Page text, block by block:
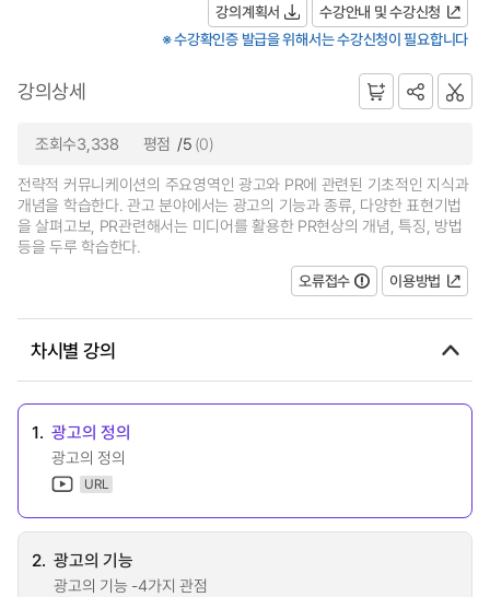
강의계획서
수강안내 및 수강신청
※ 수강확인증 발급을 위해서는 수강신청이 필요합니다
강의상세
조회수3,338 평점 /5 (0)
전략적 커뮤니케이션의 주요영역인 광고와 PR에 관련된 기초적인 지식과
개념을 학습한다. 관고 분야에서는 광고의 기능과 종류, 다양한 표현기법
을 살펴고보, PR관련해서는 미디어를 활용한 PR현상의 개념, 특징, 방법
등을 두루 학습한다.
오류접수
이용방법
차시별 강의
1. 광고의 정의
광고의 정의
URL
2. 광고의 기능
광고의 기능 -4가지 관점